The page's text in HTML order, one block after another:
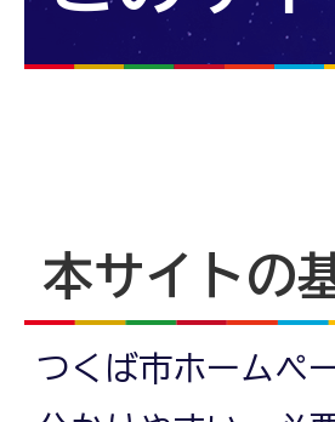
本サイトの
つくば市ホームペ